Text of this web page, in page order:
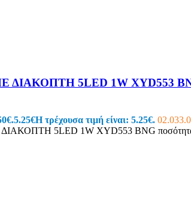
Bank
Κινητών
Stick
Στήριξης
5LED 1W XYD553
5.25€Η τρέχουσα τιμή είναι: 5.25€.
5LED 1W XYD553 BNG